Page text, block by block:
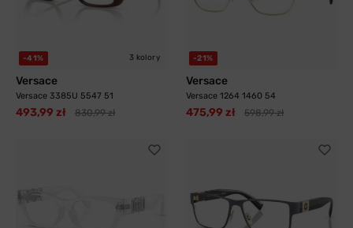
-41% 3 kolory
Versace
Versace 3385U 5547 51
493,99 zł 830,99 zł
-21%
Versace
Versace 1264 1460 54
475,99 zł 598,99 zł